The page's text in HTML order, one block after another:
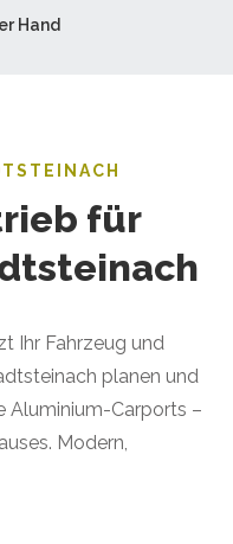
Hand
für
Ihr Fahrzeug und
planen und
Aluminium-Carports –
Modern,